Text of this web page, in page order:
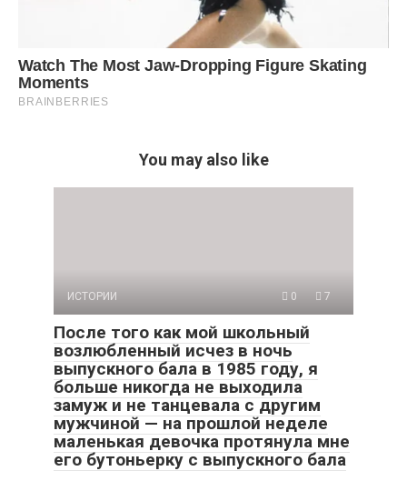
You may also like
ИСТОРИИ 0 7
После того как мой школьный
возлюбленный исчез в ночь
выпускного бала в 1985 году, я
больше никогда не выходила
замуж и не танцевала с другим
мужчиной — на прошлой неделе
маленькая девочка протянула мне
его бутоньерку с выпускного бала